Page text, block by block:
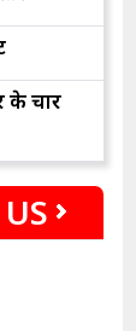
के चार